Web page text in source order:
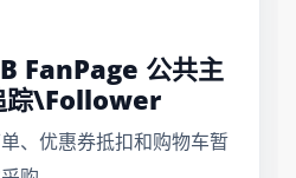
FanPage 公共主
踪\Follower
、优惠券抵扣和购物车暂